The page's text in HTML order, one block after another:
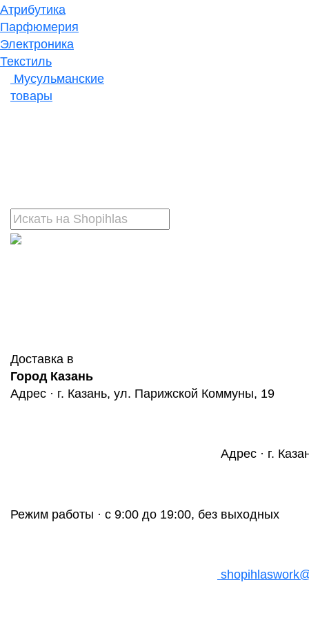
Атрибутика
Парфюмерия
Электроника
Текстиль
Мусульманские
товары
Доставка в
Город Казань
Адрес · г. Казань, ул. Парижской Коммуны, 19
Адрес · г.
Режим работы · с 9:00 до 19:00, без выходных